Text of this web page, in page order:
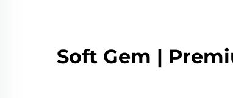
Soft Gem |